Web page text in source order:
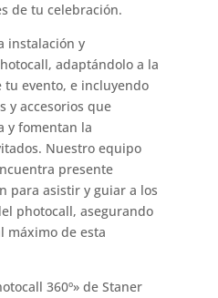
de tu celebración.
instalación y
adaptándolo a la
evento, e incluyendo
y accesorios que
y fomentan la
Nuestro equipo
presente
para asistir y guiar a los
photocall, asegurando
máximo de esta
360º» de Staner